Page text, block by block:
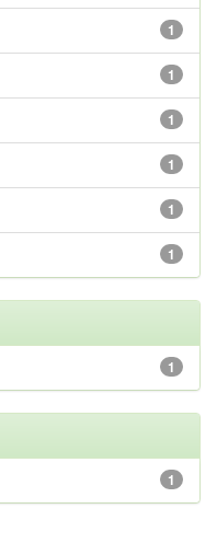
1
1
1
1
1
1
1
1